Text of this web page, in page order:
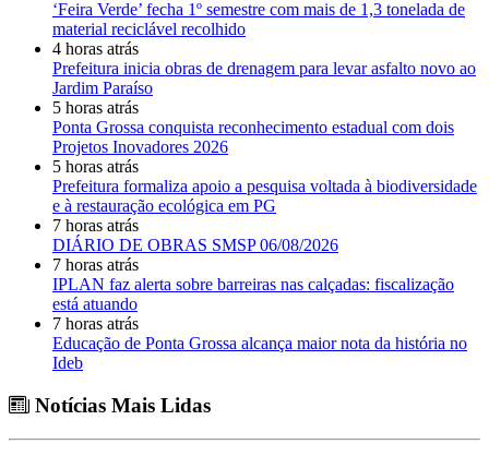
‘Feira Verde’ fecha 1º semestre com mais de 1,3 tonelada de
material reciclável recolhido
4 horas atrás
Prefeitura inicia obras de drenagem para levar asfalto novo ao
Jardim Paraíso
5 horas atrás
Ponta Grossa conquista reconhecimento estadual com dois
Projetos Inovadores 2026
5 horas atrás
Prefeitura formaliza apoio a pesquisa voltada à biodiversidade
e à restauração ecológica em PG
7 horas atrás
DIÁRIO DE OBRAS SMSP 06/08/2026
7 horas atrás
IPLAN faz alerta sobre barreiras nas calçadas: fiscalização
está atuando
7 horas atrás
Educação de Ponta Grossa alcança maior nota da história no
Ideb
Notícias Mais Lidas